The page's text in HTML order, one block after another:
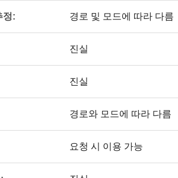
정: 경로 및 모드에 따라 다름
진실
진실
경로와 모드에 따라 다름
요청 시 이용 가능